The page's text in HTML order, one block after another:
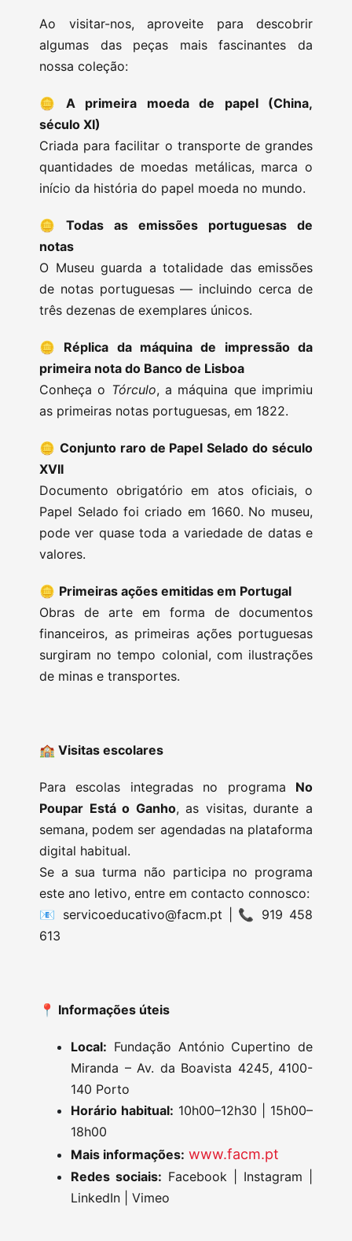
Ao visitar-nos, aproveite para descobrir
algumas das peças mais fascinantes da
nossa coleção:
🪙 A primeira moeda de papel (China,
século XI)
Criada para facilitar o transporte de grandes
quantidades de moedas metálicas, marca o
início da história do papel moeda no mundo.
🪙 Todas as emissões portuguesas de
notas
O Museu guarda a totalidade das emissões
de notas portuguesas — incluindo cerca de
três dezenas de exemplares únicos.
🪙 Réplica da máquina de impressão da
primeira nota do Banco de Lisboa
Conheça o Tórculo, a máquina que imprimiu
as primeiras notas portuguesas, em 1822.
🪙 Conjunto raro de Papel Selado do século
XVII
Documento obrigatório em atos oficiais, o
Papel Selado foi criado em 1660. No museu,
pode ver quase toda a variedade de datas e
valores.
🪙 Primeiras ações emitidas em Portugal
Obras de arte em forma de documentos
financeiros, as primeiras ações portuguesas
surgiram no tempo colonial, com ilustrações
de minas e transportes.
🏫 Visitas escolares
Para escolas integradas no programa No
Poupar Está o Ganho, as visitas, durante a
semana, podem ser agendadas na plataforma
digital habitual.
Se a sua turma não participa no programa
este ano letivo, entre em contacto connosco:
📧 servicoeducativo@facm.pt | 📞 919 458
613
📍 Informações úteis
Local: Fundação António Cupertino de
Miranda – Av. da Boavista 4245, 4100-
140 Porto
Horário habitual: 10h00–12h30 | 15h00–
18h00
Mais informações: www.facm.pt
Redes sociais: Facebook | Instagram |
LinkedIn | Vimeo